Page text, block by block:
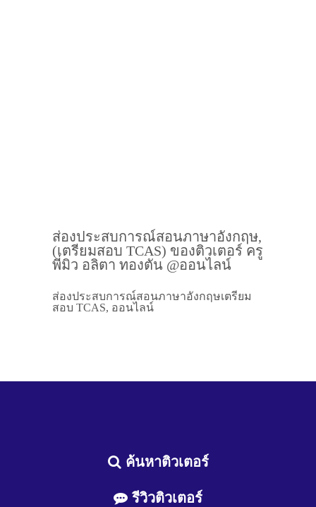
ส่องประสบการณ์สอนภาษาอังกฤษ,
(เตรียมสอบ TCAS) ของติวเตอร์ ครู
พี่มิว อลิตา ทองตัน @ออนไลน์
ส่องประสบการณ์สอนภาษาอังกฤษเตรียม
สอบ TCAS, ออนไลน์
ค้นหาติวเตอร์
รีวิวติวเตอร์